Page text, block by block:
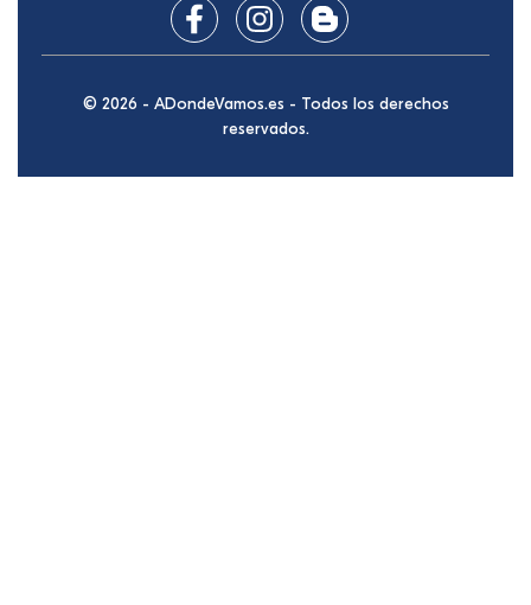
© 2026 - ADondeVamos.es - Todos los derechos
reservados.